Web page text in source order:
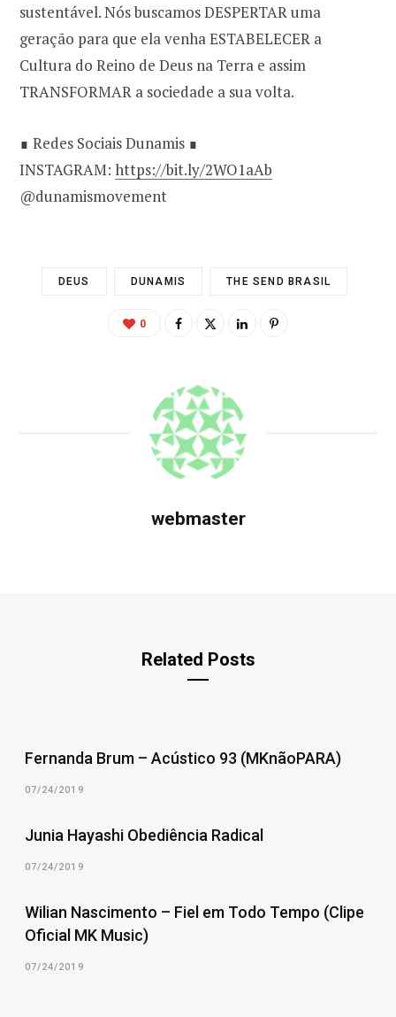
sustentável. Nós buscamos DESPERTAR uma
geração para que ela venha ESTABELECER a
Cultura do Reino de Deus na Terra e assim
TRANSFORMAR a sociedade a sua volta.
∎ Redes Sociais Dunamis ∎
INSTAGRAM: https://bit.ly/2WO1aAb
@dunamismovement
DEUS DUNAMIS THE SEND BRASIL
0
webmaster
Related Posts
Fernanda Brum – Acústico 93 (MKnãoPARA)
07/24/2019
Junia Hayashi Obediência Radical
07/24/2019
Wilian Nascimento – Fiel em Todo Tempo (Clipe
Oficial MK Music)
07/24/2019